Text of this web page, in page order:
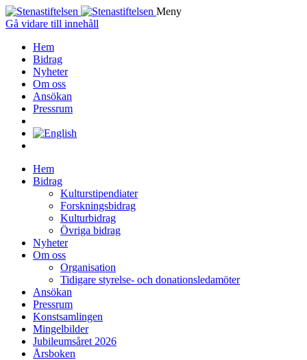
Meny
Gå vidare till innehåll
Hem
Bidrag
Nyheter
Om oss
Ansökan
Pressrum
Hem
Bidrag
Kulturstipendiater
Forskningsbidrag
Kulturbidrag
Övriga bidrag
Nyheter
Om oss
Organisation
Tidigare styrelse- och donationsledamöter
Ansökan
Pressrum
Konstsamlingen
Mingelbilder
Jubileumsåret 2026
Årsboken